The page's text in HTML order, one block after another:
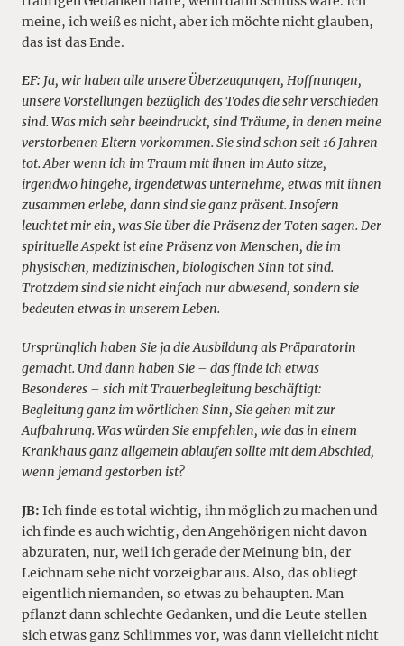
meine, ich weiß es nicht, aber ich möchte nicht glauben,
das ist das Ende.
EF: Ja, wir haben alle unsere Überzeugungen, Hoffnungen,
unsere Vorstellungen bezüglich des Todes die sehr verschieden
sind. Was mich sehr beeindruckt, sind Träume, in denen meine
verstorbenen Eltern vorkommen. Sie sind schon seit 16 Jahren
tot. Aber wenn ich im Traum mit ihnen im Auto sitze,
irgendwo hingehe, irgendetwas unternehme, etwas mit ihnen
zusammen erlebe, dann sind sie ganz präsent. Insofern
leuchtet mir ein, was Sie über die Präsenz der Toten sagen. Der
spirituelle Aspekt ist eine Präsenz von Menschen, die im
physischen, medizinischen, biologischen Sinn tot sind.
Trotzdem sind sie nicht einfach nur abwesend, sondern sie
bedeuten etwas in unserem Leben.
Ursprünglich haben Sie ja die Ausbildung als Präparatorin
gemacht. Und dann haben Sie – das finde ich etwas
Besonderes – sich mit Trauerbegleitung beschäftigt:
Begleitung ganz im wörtlichen Sinn, Sie gehen mit zur
Aufbahrung. Was würden Sie empfehlen, wie das in einem
Krankhaus ganz allgemein ablaufen sollte mit dem Abschied,
wenn jemand gestorben ist?
JB: Ich finde es total wichtig, ihn möglich zu machen und
ich finde es auch wichtig, den Angehörigen nicht davon
abzuraten, nur, weil ich gerade der Meinung bin, der
Leichnam sehe nicht vorzeigbar aus. Also, das obliegt
eigentlich niemanden, so etwas zu behaupten. Man
pflanzt dann schlechte Gedanken, und die Leute stellen
sich etwas ganz Schlimmes vor, was dann vielleicht nicht